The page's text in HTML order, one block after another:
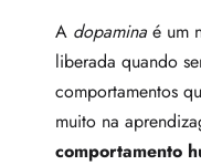
A dopamina é um
liberada quando
comportamentos
muito na
comportamento